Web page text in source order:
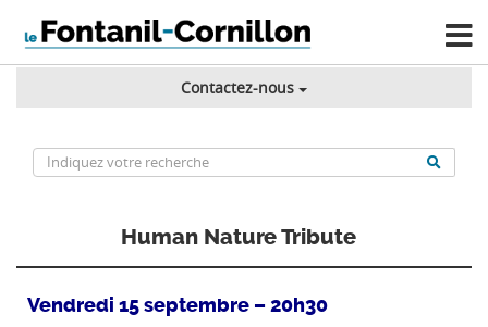
Contactez-nous
Human Nature Tribute
Vendredi 15 septembre – 20h30